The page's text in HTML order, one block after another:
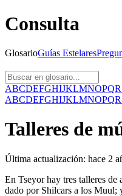
Consulta
GlosarioGuías Estelares
ABCDEFGHIJKLMNOPQR
ABCDEFGHIJKLMNOPQR
Talleres de
Última actualización: hace 2
En Tseyor hay tres talleres
dado por Shilcars a los Muul;